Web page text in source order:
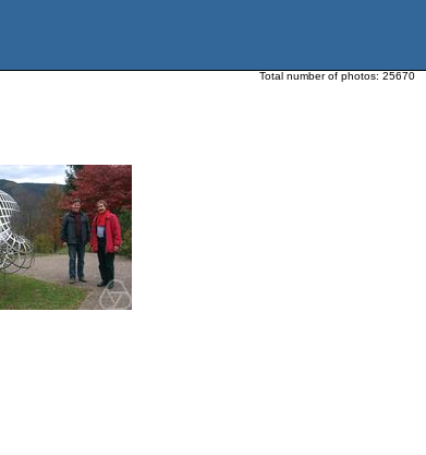
Total number of photos: 25670